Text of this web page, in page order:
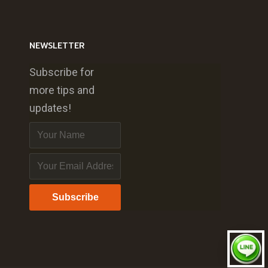
NEWSLETTER
Subscribe for
more tips and
updates!
Subscribe